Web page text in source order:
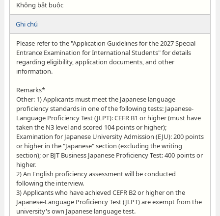
Không bắt buộc
Ghi chú
Please refer to the "Application Guidelines for the 2027 Special
Entrance Examination for International Students" for details
regarding eligibility, application documents, and other
information.
Remarks*
Other: 1) Applicants must meet the Japanese language
proficiency standards in one of the following tests: Japanese-
Language Proficiency Test (JLPT): CEFR B1 or higher (must have
taken the N3 level and scored 104 points or higher);
Examination for Japanese University Admission (EJU): 200 points
or higher in the "Japanese" section (excluding the writing
section); or BJT Business Japanese Proficiency Test: 400 points or
higher.
2) An English proficiency assessment will be conducted
following the interview.
3) Applicants who have achieved CEFR B2 or higher on the
Japanese-Language Proficiency Test (JLPT) are exempt from the
university's own Japanese language test.